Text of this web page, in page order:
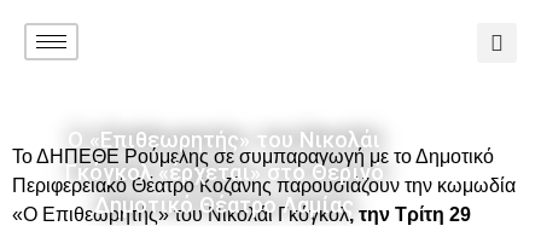
Ο «Επιθεωρητής» του Νικολάι
Γκόγκολ «έρχεται» στο Θερινό
Δημοτικό Θέατρο Λαμίας
Το ΔΗΠΕΘΕ Ρούμελης σε συμπαραγωγή με το Δημοτικό
Περιφερειακό Θέατρο Κοζάνης παρουσιάζουν την κωμωδία
«Ο Επιθεωρητής» του Νικολάι Γκόγκολ, την Τρίτη 29